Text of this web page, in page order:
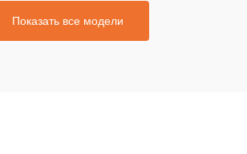
Показать все модели